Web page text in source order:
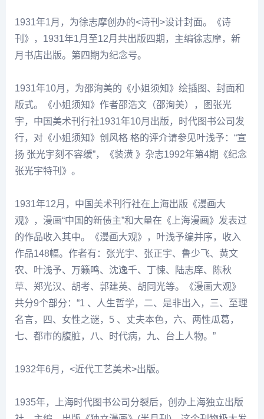
1931年1月，为徐志摩创办的<诗刊>设计封面。《诗
刊》，1931年1月至12月共出版四期，主编徐志摩，新
月书店出版。第四期为纪念号。
1931年10月，为邵洵美的《小姐须知》绘插图、封面和
版式。《小姐须知》作者邵浩文（邵洵美），图 张光
宇，中国美术刊行社1931年10月出版，时代图书公司发
行，对《小姐须知》创风格 格的评介请参见叶浅予 ：“宣
扬 张光宇刻不容缓”，《装潢 》杂志1992年第4期《纪念
张光宇特刊》。
1931年12月，中国美术刊行社在上海出版《漫画大
观》，漫画“中国的新债主”和大量在《上海漫画》发表过
的作品收入其中。《漫画大观》， 叶浅予编并序，收入
作品148幅。作者有：张光宇、 张正宇、 鲁少飞、黄文
农、 叶浅予、 万籁鸣、沈逸千、丁悚、 陆志庠、
陈秋
草、郑光汉、 胡考、郭建英、胡同光等。《漫画大观》
共分9个部分：“1 、人生哲学，二、是非出入，三、至理
名言，四、女性之谜，5 、丈夫本色，六、两性瓜葛，
七、都市的腹脏，八、时代病，九、台上人物。”
1932年6月，<近代工艺美术>出版。
1935年，上海时代图书公司分裂后，创办上海独立出版